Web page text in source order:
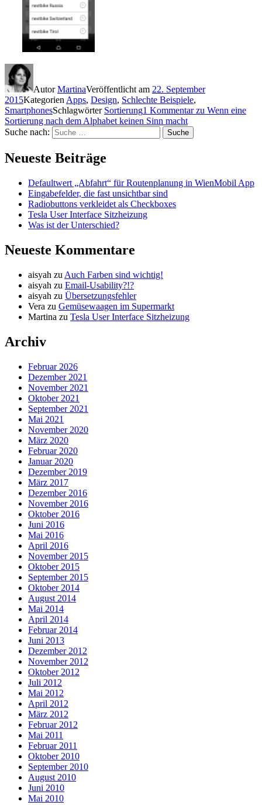
AutorMartinaVeröffentlicht am 22. September
2015KategorienApps, Design, Schlechte Beispiele,
SmartphonesSchlagwörter Sortierung1 Kommentarzu Wenn eine
Sortierung nach dem Alphabet keinen Sinn macht
Suche nach:
Suche
Neueste Beiträge
Defaultwert „Abfahrt“ für Routenplanung in WienMobil App
Eingabefelder, die fast unsichtbar sind
Radiobuttons verkleidet als Checkboxes
Tesla User Interface Sitzheizung
Was ist der Unterschied?
Neueste Kommentare
aisyah zu Auch Farben sind wichtig!
aisyah zu Email-Usability?!?
aisyah zu Übersetzungsfehler
Vera zu Gemüsewaagen im Supermarkt
Martina zu Tesla User Interface Sitzheizung
Archiv
Februar 2026
Dezember 2021
November 2021
Oktober 2021
September 2021
Mai 2021
November 2020
März 2020
Februar 2020
Januar 2020
Dezember 2019
März 2017
Dezember 2016
November 2016
Oktober 2016
Juni 2016
Mai 2016
April 2016
November 2015
Oktober 2015
September 2015
Oktober 2014
August 2014
Mai 2014
April 2014
Februar 2014
Juni 2013
Dezember 2012
November 2012
Oktober 2012
Juli 2012
Mai 2012
April 2012
März 2012
Februar 2012
Mai 2011
Februar 2011
Oktober 2010
September 2010
August 2010
Juni 2010
Mai 2010